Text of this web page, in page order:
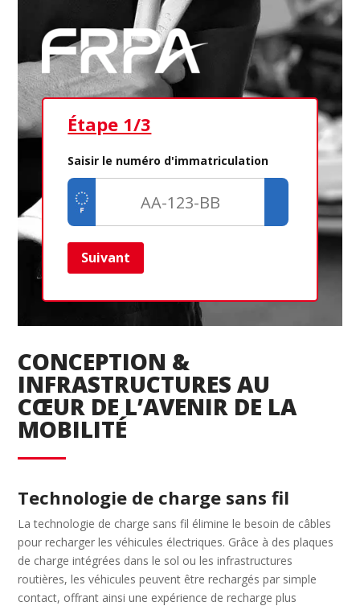
Étape 1/3
Saisir le numéro d'immatriculation
Suivant
CONCEPTION &
INFRASTRUCTURES AU
CŒUR DE L’AVENIR DE LA
MOBILITÉ
Technologie de charge sans fil
La technologie de charge sans fil élimine le besoin de câbles
pour recharger les véhicules électriques. Grâce à des plaques
de charge intégrées dans le sol ou les infrastructures
routières, les véhicules peuvent être rechargés par simple
contact, offrant ainsi une expérience de recharge plus